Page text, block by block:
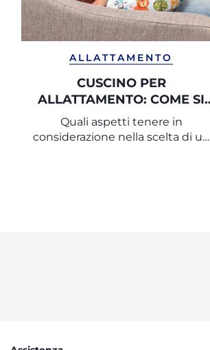
ALLATTAMENTO
CUSCINO PER
ALLATTAMENTO: COME SI
USA E QUALE SCEGLIERE
Quali aspetti tenere in
considerazione nella scelta di un